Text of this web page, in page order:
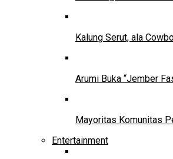
Kalung Serut, ala
Arumi Buka “Jember
Mayoritas Komunitas
Entertainment